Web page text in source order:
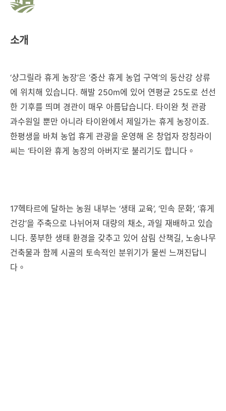
소개
‘샹그릴라 휴게 농장’은 ‘중산 휴게 농업 구역’의 둥산강 상류
에 위치해 있습니다. 해발 250m에 있어 연평균 25도로 선선
한 기후를 띄며 경관이 매우 아름답습니다. 타이완 첫 관광
과수원일 뿐만 아니라 타이완에서 제일가는 휴게 농장이죠.
한평생을 바쳐 농업 휴게 관광을 운영해 온 창업자 장칭라이
씨는 ‘타이완 휴게 농장의 아버지’로 불리기도 합니다。
17헥타르에 달하는 농원 내부는 ‘생태 교육’, ‘민속 문화’, ‘휴게
건강’을 주축으로 나뉘어져 대량의 채소, 과일 재배하고 있습
니다. 풍부한 생태 환경을 갖추고 있어 삼림 산책길, 노송나무
건축물과 함께 시골의 토속적인 분위기가 물씬 느껴진답니
다。